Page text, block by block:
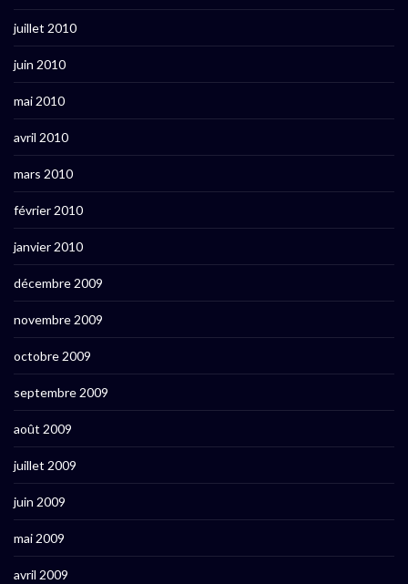
juillet 2010
juin 2010
mai 2010
avril 2010
mars 2010
février 2010
janvier 2010
décembre 2009
novembre 2009
octobre 2009
septembre 2009
août 2009
juillet 2009
juin 2009
mai 2009
avril 2009